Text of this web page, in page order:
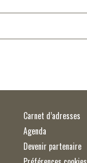
Carnet d’adresses
Agenda
Devenir partenaire